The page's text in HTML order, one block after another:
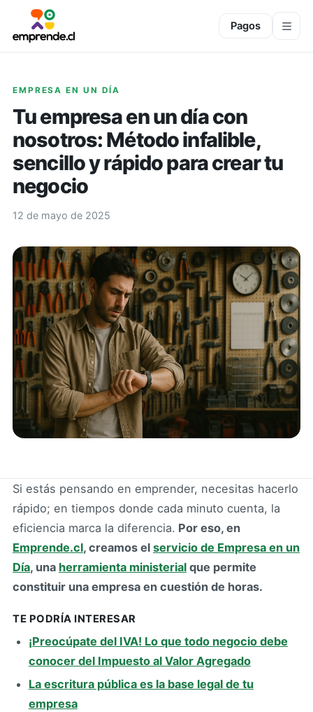
Pagos
EMPRESA EN UN DÍA
Tu empresa en un día con
nosotros: Método infalible,
sencillo y rápido para crear tu
negocio
12 de mayo de 2025
Si estás pensando en emprender, necesitas hacerlo
rápido; en tiempos donde cada minuto cuenta, la
eficiencia marca la diferencia. Por eso, en
Emprende.cl, creamos el servicio de Empresa en un
Día, una herramienta ministerial que permite
constituir una empresa en cuestión de horas.
TE PODRÍA INTERESAR
¡Preocúpate del IVA! Lo que todo negocio debe
conocer del Impuesto al Valor Agregado
La escritura pública es la base legal de tu
empresa